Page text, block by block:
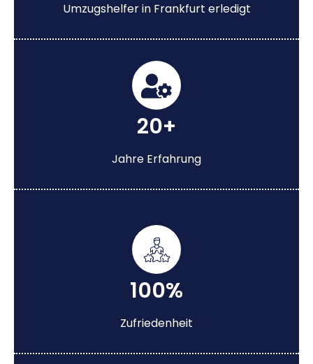
Umzugshelfer in Frankfurt erledigt
20+
Jahre Erfahrung
100%
Zufriedenheit